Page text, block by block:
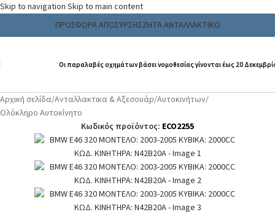
Skip to navigation Skip to main content
ΠΡΟΣΦΟΡΑ ΑΠΟΣΥΡΣΗΣΖΗΤΑ ΑΝΤΑΛΛΑΚΤΙΚΟ
Οι παραλαβές οχημάτων βάσει νομοθεσίας γίνονται έως 20
Αρχική σελίδα/Ανταλλακτικα & Αξεσουάρ/Αυτοκινήτων/
Ολόκληρο Αυτοκίνητο
Κωδικός προϊόντος: ECO2255